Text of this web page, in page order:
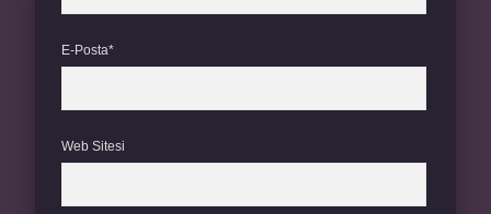
E-Posta*
Web Sitesi